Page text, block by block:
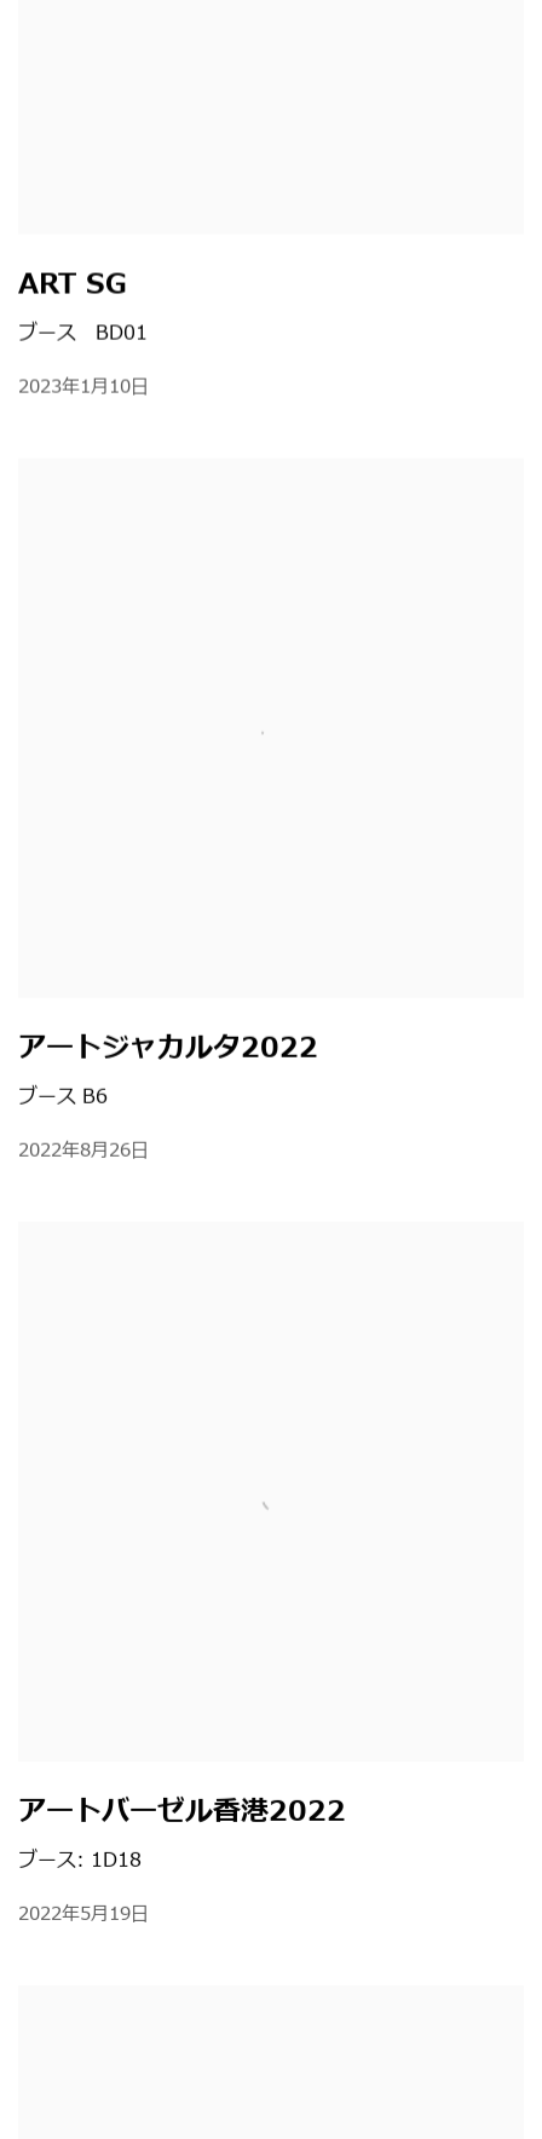
ART SG
ブース BD01
2023年1月10日
アートジャカルタ2022
ブース B6
2022年8月26日
アートバーゼル香港2022
ブース: 1D18
2022年5月19日